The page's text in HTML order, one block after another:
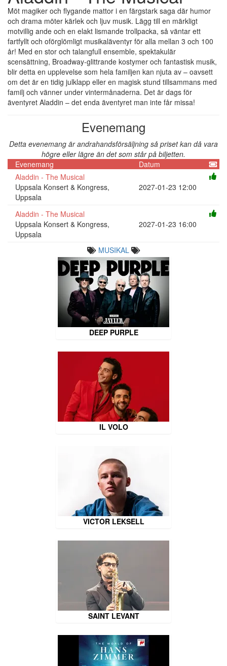
Möt magiker och flygande mattor i en färgstark saga där humor
och drama möter kärlek och ljuv musik. Lägg till en märkligt
motvillig ande och en elakt lismande trollpacka, så väntar ett
fartfyllt och oförglömligt musikaläventyr för alla mellan 3 och 100
år! Med en stor och talangfull ensemble, spektakulär
scensättning, Broadway-glittrande kostymer och fantastisk musik,
blir detta en upplevelse som hela familjen kan njuta av – oavsett
om det är en tidig julklapp eller en magisk stund tillsammans med
familj och vänner under vintermånaderna. Det är dags för
äventyret Aladdin – det enda äventyret man inte får missa!
Evenemang
Detta evenemang är andrahandsförsäljning så priset kan då vara
högre eller lägre än det som står på biljetten.
Evenemang
Datum
Aladdin - The Musical
Uppsala Konsert & Kongress,
Uppsala
2027-01-23 12:00
Aladdin - The Musical
Uppsala Konsert & Kongress,
Uppsala
2027-01-23 16:00
MUSIKAL
DEEP PURPLE
IL VOLO
VICTOR LEKSELL
SAINT LEVANT